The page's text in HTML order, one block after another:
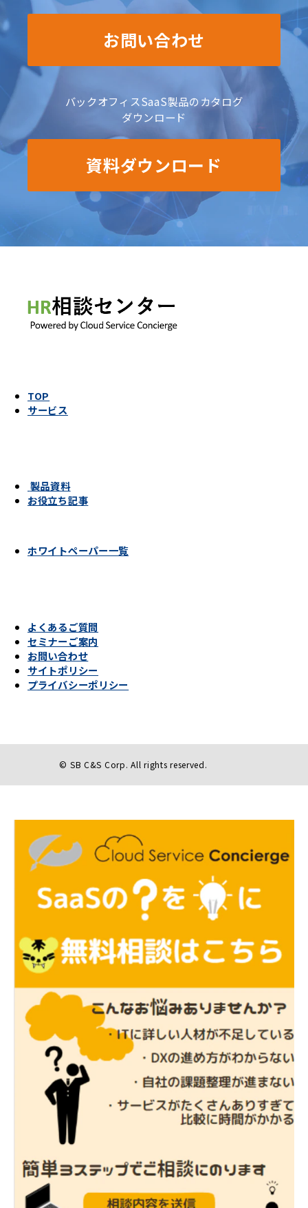
お問い合わせ
バックオフィスSaaS製品のカタログ
ダウンロード
資料ダウンロード
TOP
サービス
製品資料
お役立ち記事
ホワイトペーパー一覧
よくあるご質問
セミナーご案内
お問い合わせ
サイトポリシー
プライバシーポリシー
© SB C&S Corp. All rights reserved.